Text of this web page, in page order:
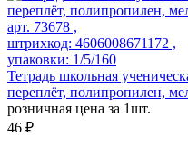
арт. 73678 ,
штрихкод: 4606008671172 ,
упаковки: 1/5/160
Тетрадь школьная
переплёт, полипропилен,
розничная цена за 1шт.
46 ₽